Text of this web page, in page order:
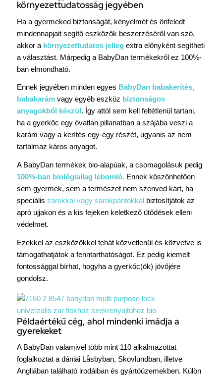
környezettudatosság jegyében
Ha a gyermeked biztonságát, kényelmét és önfeledt
mindennapjait segítő eszközök beszerzéséről van szó,
akkor akörnyezettudatos jellegextra előnyként segítheti
a választást. Márpedig a BabyDan termékekről ez 100%-
ban elmondható.
Ennek jegyében minden egyes BabyDan babakerítés,
babakarámvagy egyéb eszköz biztonságos
anyagokból készül. Így attól sem kell feltétlenül tartani,
ha a gyerkőc egy óvatlan pillanatban a szájába veszi a
karám vagy a kerítés egy-egy részét, ugyanis az nem
tartalmaz káros anyagot.
A BabyDan termékek bio-alapúak, a csomagolásuk pedig
100%-ban biológiailag lebomló.Ennek köszönhetően
sem gyermek, sem a természet nem szenved kárt, ha
speciális zárokkal vagy sarokpántokkalbiztosítjátok az
apró ujjakon és a kis fejeken keletkező ütődések elleni
védelmet.
Ezekkel az eszközökkel tehát közvetlenül és közvetve is
támogathatjátok a fenntarthatóságot. Ez pedig kiemelt
fontossággal bírhat, hogyha a gyerkőc(ök) jövőjére
gondolsz.
Példaértékű cég, ahol mindenki imádja a
gyerekeket
A BabyDan valamivel több mint 110 alkalmazottat
foglalkoztat a dániai Låsbyban, Skovlundban, illetve
Angliában található irodáiban és gyártóüzemekben. Külön